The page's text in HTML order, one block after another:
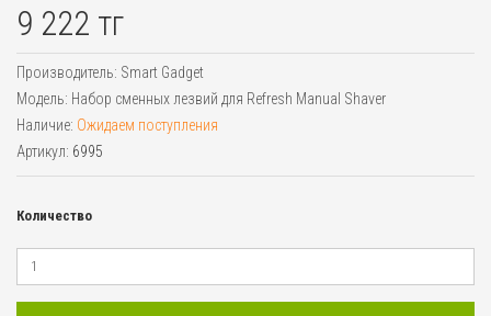
9 222 тг
Производитель: Smart Gadget
Модель: Набор сменных лезвий для Refresh Manual Shaver
Наличие: Ожидаем поступления
Артикул: 6995
Количество